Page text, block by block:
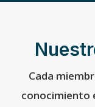
Cada
conocimiento